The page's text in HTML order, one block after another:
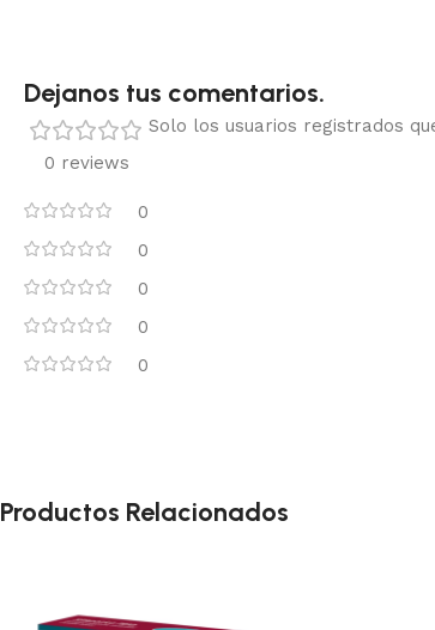
Dejanos tus comentarios.
0 reviews
0
0
0
0
0
Solo los usuarios registrados
Productos Relacionados